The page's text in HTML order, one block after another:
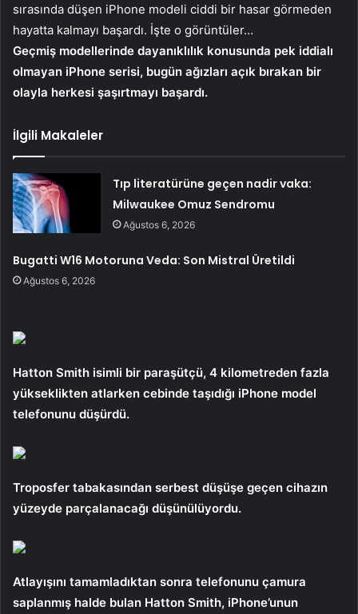
sırasında düşen iPhone modeli ciddi bir hasar görmeden
hayatta kalmayı başardı. İşte o görüntüler…
Geçmiş modellerinde dayanıklılık konusunda pek iddialı
olmayan iPhone serisi, bugün ağızları açık bırakan bir
olayla herkesi şaşırtmayı başardı.
İlgili Makaleler
Tıp literatürüne geçen nadir vaka:
Milwaukee Omuz Sendromu
Ağustos 6, 2026
Bugatti W16 Motoruna Veda: Son Mistral Üretildi
Ağustos 6, 2026
Hatton Smith isimli bir paraşütçü, 4 kilometreden fazla
yükseklikten atlarken cebinde taşıdığı iPhone model
telefonunu düşürdü.
Troposfer tabakasından serbest düşüşe geçen cihazın
yüzeyde parçalanacağı düşünülüyordu.
Atlayışını tamamladıktan sonra telefonunu çamura
saplanmış halde bulan Hatton Smith, iPhone’unun